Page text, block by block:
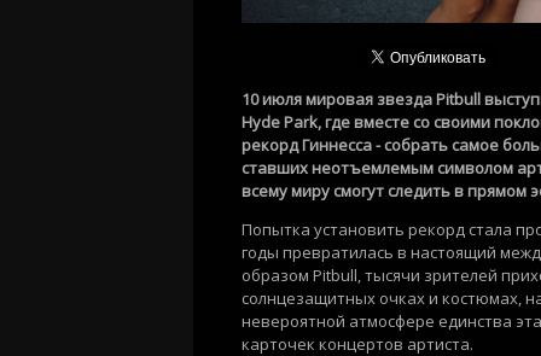
10 июля мировая звезда Pitbull
Hyde Park, где вместе со своими
рекорд Гиннесса - собрать самое
ставших неотъемлемым символом
всему миру смогут следить в прямом
Попытка установить рекорд стала
годы превратилась в настоящий
образом Pitbull, тысячи зрителей
солнцезащитных очках и костюмах,
невероятной атмосфере единства
карточек концертов артиста.